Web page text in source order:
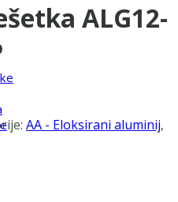
ALG12-
AA - Eloksirani aluminij,